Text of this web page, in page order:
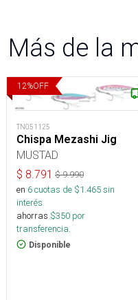
Más de la
12%OFF
TN051125
Chispa Mezashi Jig
MUSTAD
$ 8.791 $9.990
en 6cuotas de $1.465sin
interés
ahorras $350 por
transferencia.
Disponible